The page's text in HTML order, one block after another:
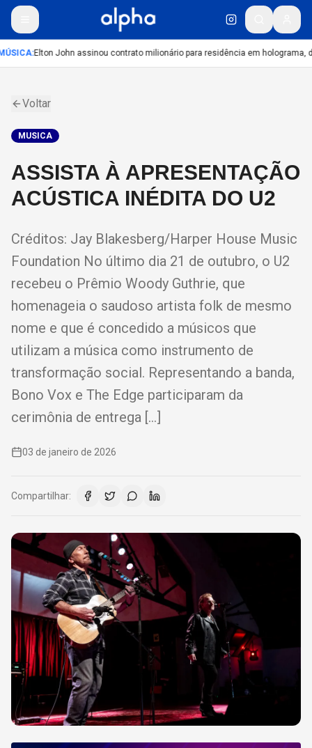
:Elton John assinou contrato milionário para residência em holograma,
Voltar
MUSICA
ASSISTA À APRESENTAÇÃO
ACÚSTICA INÉDITA DO U2
Créditos: Jay Blakesberg/Harper House Music
Foundation No último dia 21 de outubro, o U2
recebeu o Prêmio Woody Guthrie, que
homenageia o saudoso artista folk de mesmo
nome e que é concedido a músicos que
utilizam a música como instrumento de
transformação social. Representando a banda,
Bono Vox e The Edge participaram da
cerimônia de entrega […]
03 de janeiro de 2026
Compartilhar: